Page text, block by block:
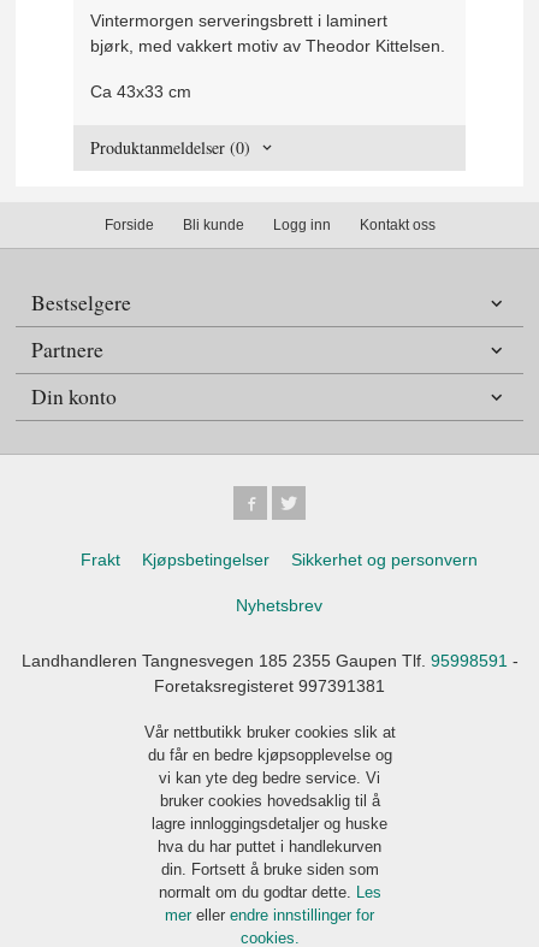
Vintermorgen serveringsbrett i laminert
bjørk, med vakkert motiv av Theodor Kittelsen.
Ca 43x33 cm
Produktanmeldelser (0)
Forside Bli kunde Logg inn Kontakt oss
Bestselgere
Partnere
Din konto
Frakt Kjøpsbetingelser Sikkerhet og personvern
Nyhetsbrev
Landhandleren Tangnesvegen 185 2355 Gaupen Tlf. 95998591-
Foretaksregisteret 997391381
Vår nettbutikk bruker cookies slik at
du får en bedre kjøpsopplevelse og
vi kan yte deg bedre service. Vi
bruker cookies hovedsaklig til å
lagre innloggingsdetaljer og huske
hva du har puttet i handlekurven
din. Fortsett å bruke siden som
normalt om du godtar dette.
Les
mer eller endre innstillinger for
cookies.